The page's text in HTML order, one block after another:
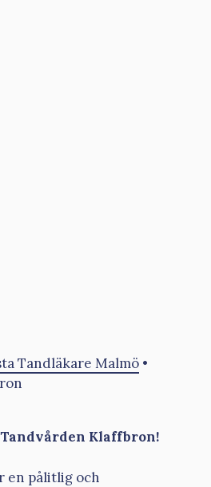
Tandläkare Malmö •
Klaffbron!
en pålitlig och